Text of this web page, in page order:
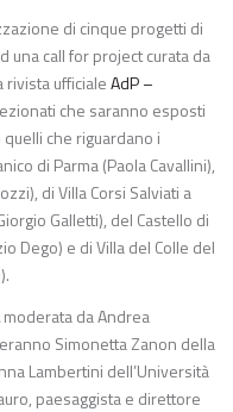
di cinque progetti di
una call for project curata da
rivista ufficialeAdP –
che saranno esposti
che riguardano i
di Parma (Paola Cavallini),
di Villa Corsi Salviati a
Galletti), del Castello di
Dego) e di Villa del Colle del
moderata da Andrea
Simonetta Zanon della
Lambertini dell’Università
paesaggista e direttore